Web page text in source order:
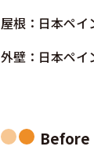
屋根：日本ペイ
外壁：日本ペイ
Before